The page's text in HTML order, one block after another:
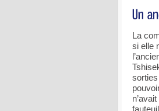
La
si elle
sorties